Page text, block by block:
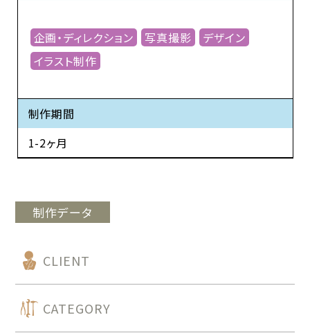
企画・ディレクション 写真撮影
デザイン
イラスト制作
制作期間
1-2ヶ月
制作データ
CLIENT
CATEGORY